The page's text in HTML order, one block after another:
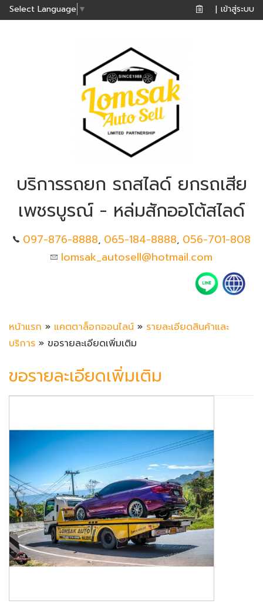
Select Language ▼ | เข้าสู่ระบบ
บริการรถยก รถสไลด์ ยกรถเสีย
เพชรบูรณ์ - หล่มสักออโต้สไลด์
097-876-8888, 065-184-8888, 056-701-808
lomsak_autosell@hotmail.com
หน้าแรก » แคตตาล็อกออนไลน์ » รายละเอียดสินค้าและ
บริการ » ขอรายละเอียดเพิ่มเติม
ขอรายละเอียดเพิ่มเติม